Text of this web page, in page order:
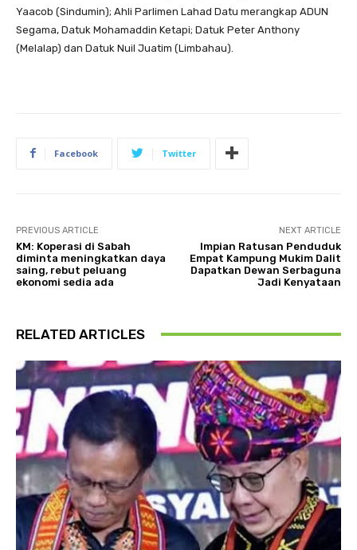
Yaacob (Sindumin); Ahli Parlimen Lahad Datu merangkap ADUN
Segama, Datuk Mohamaddin Ketapi; Datuk Peter Anthony
(Melalap) dan Datuk Nuil Juatim (Limbahau).
Facebook Twitter
PREVIOUS ARTICLE
KM: Koperasi di Sabah
diminta meningkatkan daya
saing, rebut peluang
ekonomi sedia ada
NEXT ARTICLE
Impian Ratusan Penduduk
Empat Kampung Mukim Dalit
Dapatkan Dewan Serbaguna
Jadi Kenyataan
RELATED ARTICLES